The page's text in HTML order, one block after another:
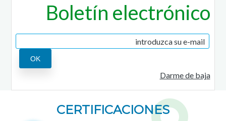
Boletín electrónico
Darme de baja
CERTIFICACIONES